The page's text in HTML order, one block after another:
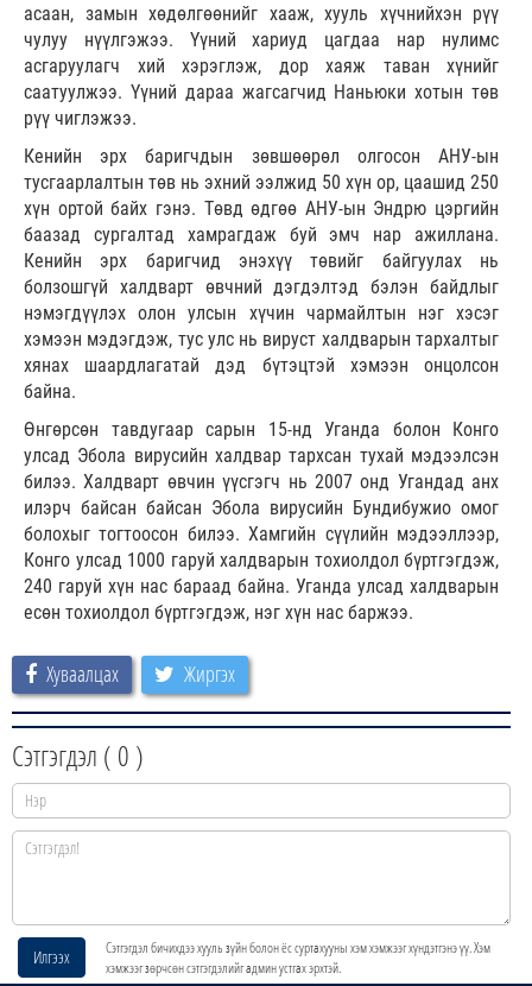
асаан, замын хөдөлгөөнийг хааж, хууль хүчнийхэн рүү
чулуу нүүлгэжээ. Үүний хариуд цагдаа нар нулимс
асгаруулагч хий хэрэглэж, дор хаяж таван хүнийг
саатуулжээ. Үүний дараа жагсагчид Наньюки хотын төв
рүү чиглэжээ.
Кенийн эрх баригчдын зөвшөөрөл олгосон АНУ-ын
тусгаарлалтын төв нь эхний ээлжид 50 хүн ор, цаашид 250
хүн ортой байх гэнэ. Төвд өдгөө АНУ-ын Эндрю цэргийн
баазад сургалтад хамрагдаж буй эмч нар ажиллана.
Кенийн эрх баригчид энэхүү төвийг байгуулах нь
болзошгүй халдварт өвчний дэгдэлтэд бэлэн байдлыг
нэмэгдүүлэх олон улсын хүчин чармайлтын нэг хэсэг
хэмээн мэдэгдэж, тус улс нь вируст халдварын тархалтыг
хянах шаардлагатай дэд бүтэцтэй хэмээн онцолсон
байна.
Өнгөрсөн тавдугаар сарын 15-нд Уганда болон Конго
улсад Эбола вирусийн халдвар тархсан тухай мэдээлсэн
билээ. Халдварт өвчин үүсгэгч нь 2007 онд Угандад анх
илэрч байсан байсан Эбола вирусийн Бундибужио омог
болохыг тогтоосон билээ. Хамгийн сүүлийн мэдээллээр,
Конго улсад 1000 гаруй халдварын тохиолдол бүртгэгдэж,
240 гаруй хүн нас бараад байна. Уганда улсад халдварын
есөн тохиолдол бүртгэгдэж, нэг хүн нас баржээ.
Хуваалцах Жиргэх
Сэтгэгдэл ( 0 )
Илгээх
Сэтгэгдэл бичихдээ хууль зүйн болон ёс суртахууны хэм хэмжээг хүндэтгэнэ үү. Хэм
хэмжээг зөрчсөн сэтгэгдэлийг админ устгах эрхтэй.